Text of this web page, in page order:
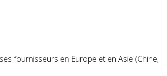
fournisseurs en Europe et en Asie (Chine,